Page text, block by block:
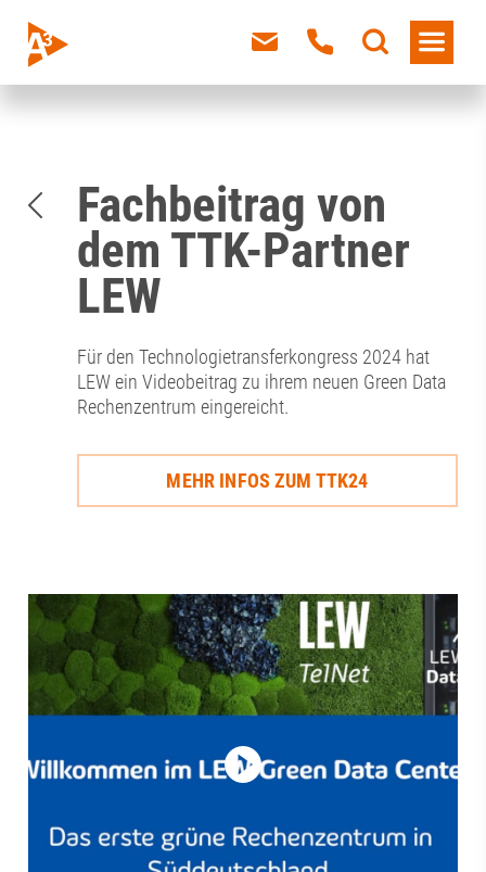
Fachbeitrag von
dem TTK-Partner
LEW
Für den Technologietransferkongress 2024 hat
LEW ein Videobeitrag zu ihrem neuen Green Data
Rechenzentrum eingereicht.
MEHR INFOS ZUM TTK24